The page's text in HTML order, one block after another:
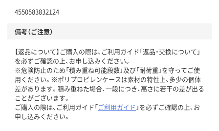
4550583832124
備考（ご注意）
【返品について】ご購入の際は、ご利用ガイド「返品・交換について」
を必ずご確認の上、お申し込みください。
※危険防止のため「積み重ね可能段数」及び「耐荷重」を守ってご使
用ください。※ポリプロピレンケースは素材の特性上、多少の個体
差があります。積み重ねた場合、一段につき、高さに若干の差が出る
ことがございます。
ご購入の際は、ご利用ガイド「ご利用ガイド 」を必ずご確認の上、お
申し込みください。